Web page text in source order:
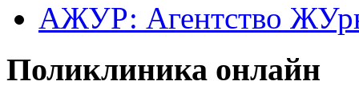
АЖУР: Агентство
Поликлиника онлайн